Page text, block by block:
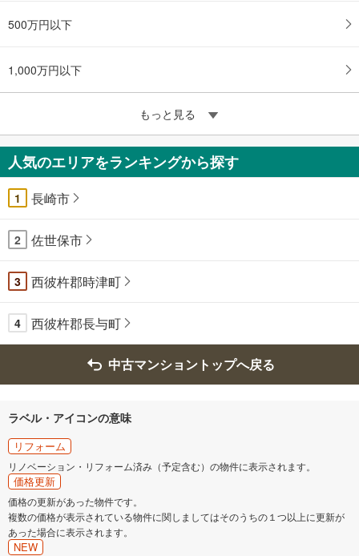
500万円以下
1,000万円以下
もっと見る
人気のエリアをランキングから探す
1 長崎市
2 佐世保市
3 西彼杵郡時津町
4 西彼杵郡長与町
中古マンショントップへ戻る
ラベル・アイコンの意味
リフォーム
リノベーション・リフォーム済み（予定含む）の物件に表示されます。
価格更新
価格の更新があった物件です。
複数の価格が表示されている物件に関しましてはそのうちの１つ以上に更新が
あった場合に表示されます。
NEW